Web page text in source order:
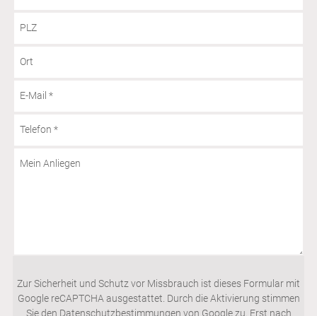
PLZ
Ort
E-Mail *
Telefon *
Mein Anliegen
Zur Sicherheit und Schutz vor Missbrauch ist dieses Formular mit
Google reCAPTCHA ausgestattet. Durch die Aktivierung stimmen
Sie den Datenschutzbestimmungen von Google zu. Erst nach